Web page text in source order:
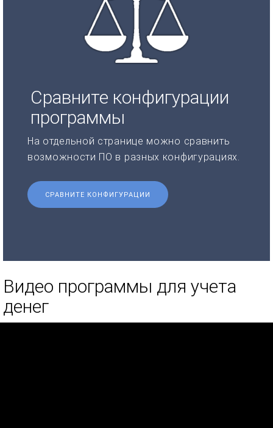
Сравните конфигурации
программы
На отдельной странице можно сравнить
возможности ПО в разных конфигурациях.
СРАВНИТЕ КОНФИГУРАЦИИ
Видео программы для учета
денег